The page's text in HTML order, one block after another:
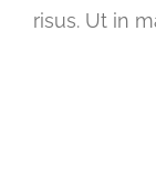
risus. Ut in